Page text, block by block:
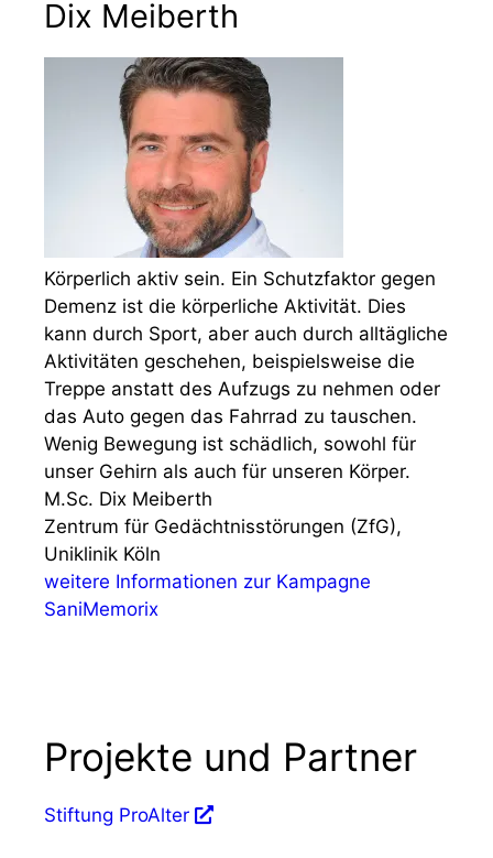
Dix Meiberth
Körperlich aktiv sein. Ein Schutzfaktor gegen
Demenz ist die körperliche Aktivität. Dies
kann durch Sport, aber auch durch alltägliche
Aktivitäten geschehen, beispielsweise die
Treppe anstatt des Aufzugs zu nehmen oder
das Auto gegen das Fahrrad zu tauschen.
Wenig Bewegung ist schädlich, sowohl für
unser Gehirn als auch für unseren Körper.
M.Sc. Dix Meiberth
Zentrum für Gedächtnisstörungen (ZfG),
Uniklinik Köln
weitere Informationen zur Kampagne
SaniMemorix
Projekte und Partner
Stiftung ProAlter